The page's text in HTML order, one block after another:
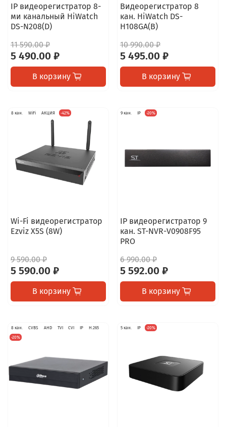
IP видеорегистратор 8-
ми канальный HiWatch
DS-N208(D)
11 590.00 ₽
5 490.00 ₽
В корзину
Видеорегистратор 8
кан. HiWatch DS-
H108GA(B)
10 990.00 ₽
5 495.00 ₽
В корзину
8 кан. WiFi АКЦИЯ -42%
Wi-Fi видеорегистратор
Ezviz X5S (8W)
9 590.00 ₽
5 590.00 ₽
В корзину
9 кан. IP -20%
IP видеорегистратор 9
кан. ST-NVR-V0908F95
PRO
6 990.00 ₽
5 592.00 ₽
В корзину
8 кан. CVBS AHD TVI CVI IP
H.265
-20%
5 кан. IP -20%